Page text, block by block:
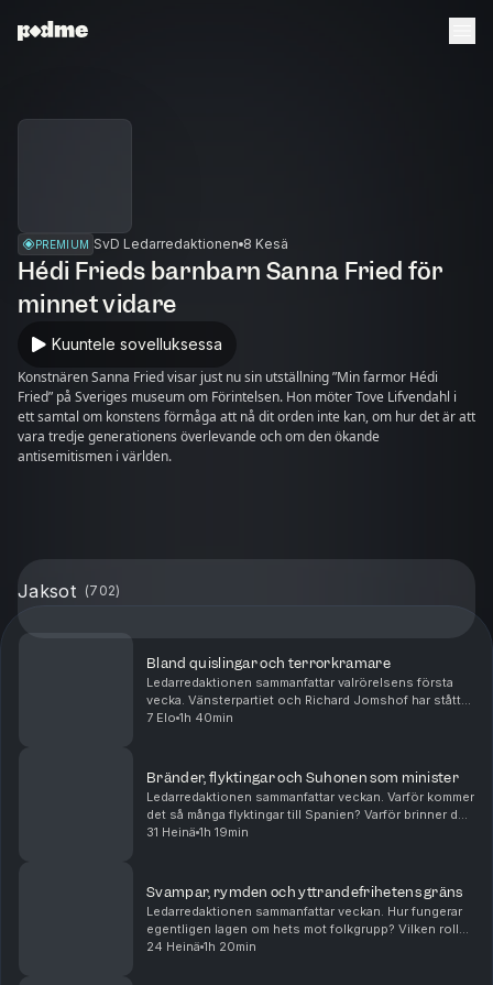
PREMIUM SvD Ledarredaktionen 8 Kesä
Hédi Frieds barnbarn Sanna Fried för
minnet vidare
Kuuntele sovelluksessa
Konstnären Sanna Fried visar just nu sin utställning ”Min farmor Hédi
Fried” på Sveriges museum om Förintelsen. Hon möter Tove Lifvendahl i
ett samtal om konstens förmåga att nå dit orden inte kan, om hur det är att
vara tredje generationens överlevande och om den ökande
antisemitismen i världen.
Jaksot (702)
Bland quislingar och terrorkramare
Ledarredaktionen sammanfattar valrörelsens första
vecka. Vänsterpartiet och Richard Jomshof har stått
för de stora snackisarna hittills. Men får det plats
7 Elo 1h 40min
Bränder, flyktingar och Suhonen som minister
Ledarredaktionen sammanfattar veckan. Varför kommer
det så många flyktingar till Spanien? Varför brinner det
så mycket runtom i Europa? Och bör Daniel Suhonen
31 Heinä 1h 19min
Svampar, rymden och yttrandefrihetens gräns
Ledarredaktionen sammanfattar veckan. Hur fungerar
egentligen lagen om hets mot folkgrupp? Vilken roll
kan psykedelika spela i den palliativa vården? Och vad
24 Heinä 1h 20min